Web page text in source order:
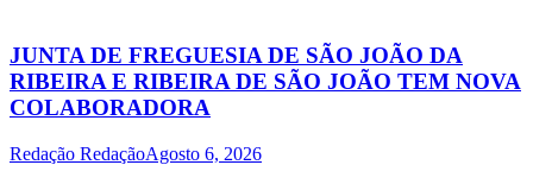
JUNTA DE FREGUESIA DE SÃO JOÃO DA
RIBEIRA E RIBEIRA DE SÃO JOÃO TEM NOVA
COLABORADORA
Redação RedaçãoAgosto 6, 2026